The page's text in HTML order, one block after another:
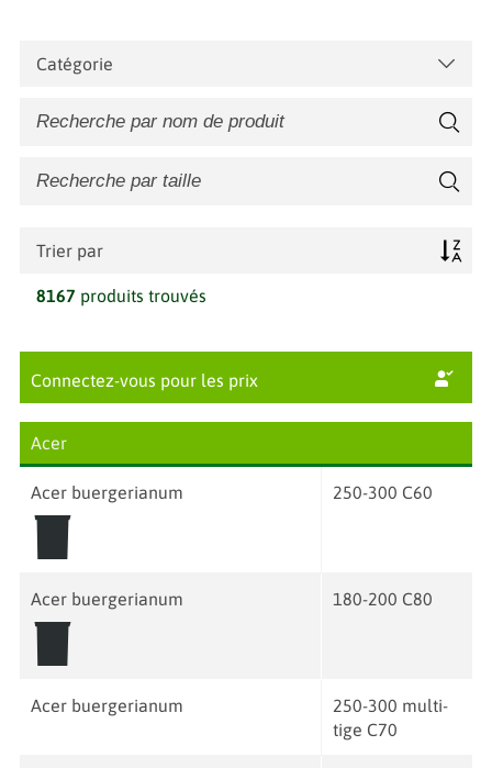
Catégorie
Trier par
8167 produits trouvés
Connectez-vous pour les prix
Acer
Acer buergerianum 250-300 C60
Acer buergerianum 180-200 C80
Acer buergerianum
250-300 multi-
tige C70